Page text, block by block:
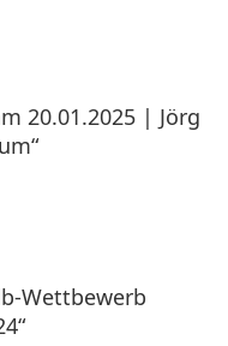
20.01.2025 | Jörg
Wettbewerb